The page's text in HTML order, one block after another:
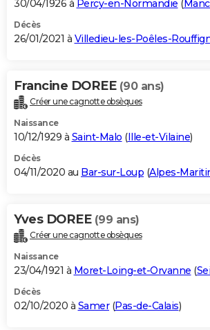
30/04/1926 à Percy-en-Normandie (
Décès
26/01/2021 à Villedieu-les-Poêles-
Francine DOREE (90 ans)
Créer une cagnotte obsèques
Naissance
10/12/1929 à Saint-Malo (Ille-et-Vilaine)
Décès
04/11/2020 au Bar-sur-Loup (Alpes-
Yves DOREE (99 ans)
Créer une cagnotte obsèques
Naissance
23/04/1921 à Moret-Loing-et-Orvanne (
Décès
02/10/2020 à Samer(Pas-de-Calais)